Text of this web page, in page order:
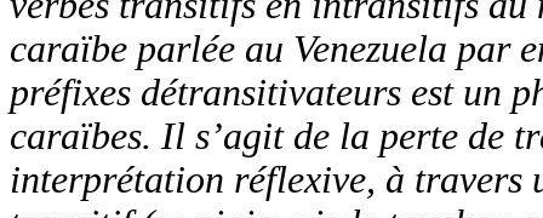
caraïbe parlée au Venezuela par
préfixes détransitivateurs est un
caraïbes. Il s’agit de la perte de
interprétation réflexive, à travers